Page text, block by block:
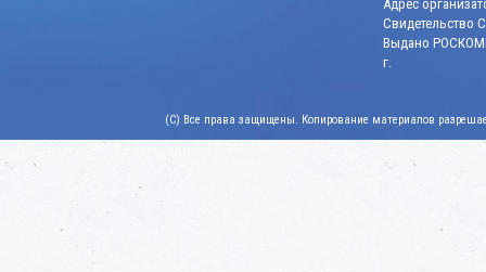
Адрес
Свидетельство
Выдано
г.
(C) Все права защищены. Копирование материалов